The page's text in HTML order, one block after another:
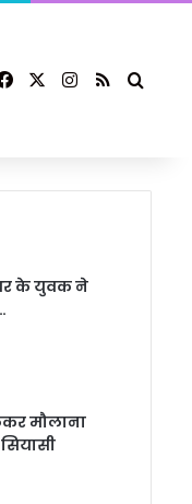
FacebookInstagram
RSS
के युवक ने
मौलाना